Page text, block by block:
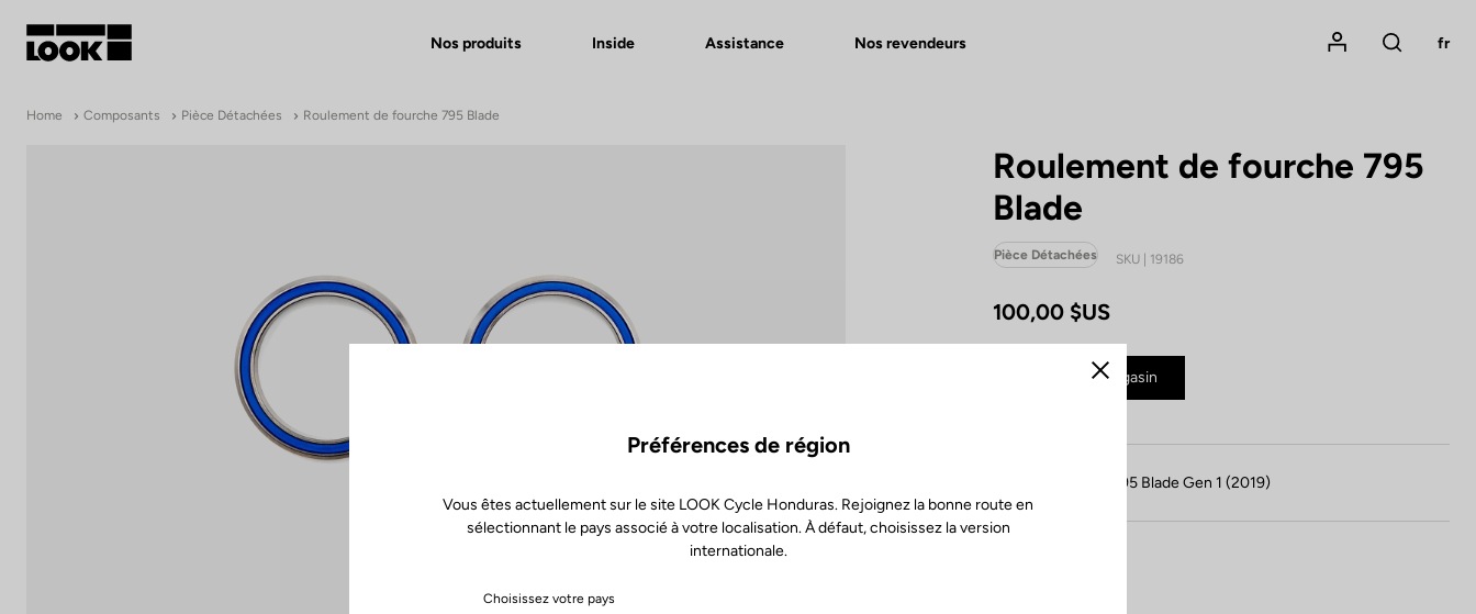
Nos produits Inside Assistance Nos revendeurs
Mon compte
Rechercher
fr
Home Composants Pièce Détachées Roulement de fourche 795 Blade
Roulement de fourche 795
Blade
Pièce Détachées SKU | 19186
100,00 $US
Acheter en magasin
Compatible avec 795 Blade Gen 1 (2019)
Fermer
Préférences de région
Vous êtes actuellement sur le site LOOK Cycle Honduras. Rejoignez la bonne route en
sélectionnant le pays associé à votre localisation. À défaut, choisissez la version
internationale.
Choisissez votre pays